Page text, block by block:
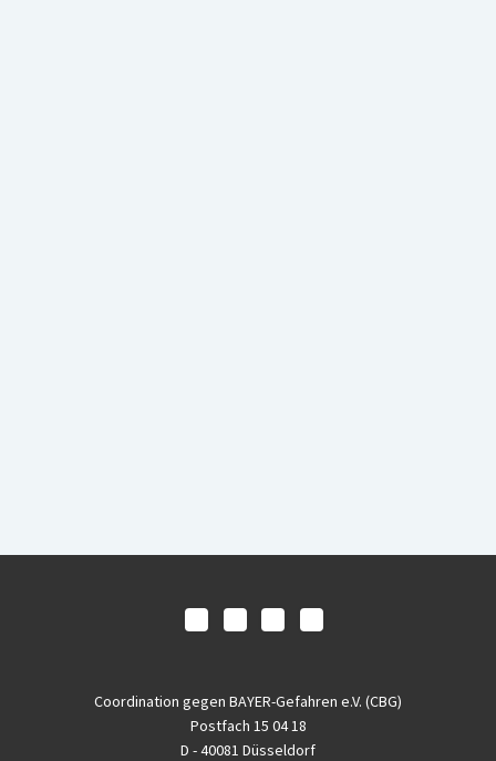
Coordination gegen BAYER-Gefahren e.V. (CBG)
Postfach 15 04 18
D - 40081 Düsseldorf